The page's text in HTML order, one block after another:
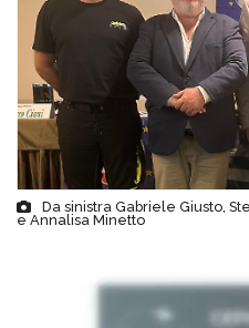
Da sinistra Gabriele Giusto,
e Annalisa Minetto